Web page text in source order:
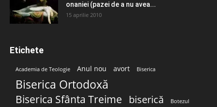
onaniei (pazei de a nu avea...
15 aprilie 2010
Etichete
Academia de Teologie Anul nou avort Biserica
Biserica Ortodoxă
Biserica Sfânta Treime biserică Botezul